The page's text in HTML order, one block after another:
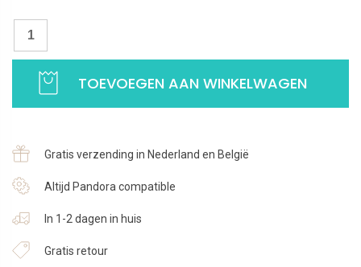
Oorbellen
Studs
met
zirkonia
|
Sterling
Zilver
aantal
TOEVOEGEN AAN WINKELWAGEN
Gratis verzending in Nederland en België
Altijd Pandora compatible
In 1-2 dagen in huis
Gratis retour